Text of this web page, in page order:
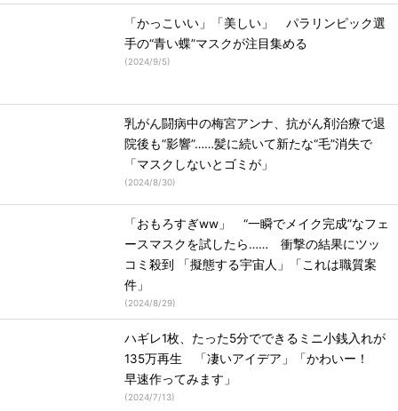
「かっこいい」「美しい」 パラリンピック選
手の“青い蝶”マスクが注目集める
(2024/9/5)
乳がん闘病中の梅宮アンナ、抗がん剤治療で退
院後も“影響”……髪に続いて新たな“毛”消失で
「マスクしないとゴミが」
(2024/8/30)
「おもろすぎww」 “一瞬でメイク完成”なフェ
ースマスクを試したら…… 衝撃の結果にツッ
コミ殺到 「擬態する宇宙人」「これは職質案
件」
(2024/8/29)
ハギレ1枚、たった5分でできるミニ小銭入れが
135万再生 「凄いアイデア」「かわいー！
早速作ってみます」
(2024/7/13)